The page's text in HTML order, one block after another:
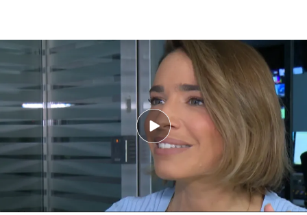
La borrasca Karlotta toma tierra este fin de semana: necesitamos un mes
de lluvias suaves y constantes para paliar la sequía
Se esperan precipitaciones más intensas
abundantes en el extremo norte, sistemas Central
e Ibérico y sierras del sureste, sin descartar que
sean localmente fuertes o persistentes en el
entorno del norte de Navarra y sierras del sudeste.
En otras zonas serán ocasionales, con tendencia a